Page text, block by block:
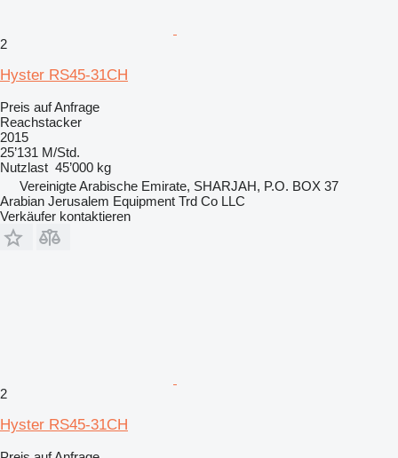
2
Hyster RS45-31CH
Preis auf Anfrage
Reachstacker
2015
25’131 M/Std.
Nutzlast 45’000 kg
Vereinigte Arabische Emirate, SHARJAH, P.O. BOX 37
Arabian Jerusalem Equipment Trd Co LLC
Verkäufer kontaktieren
2
Hyster RS45-31CH